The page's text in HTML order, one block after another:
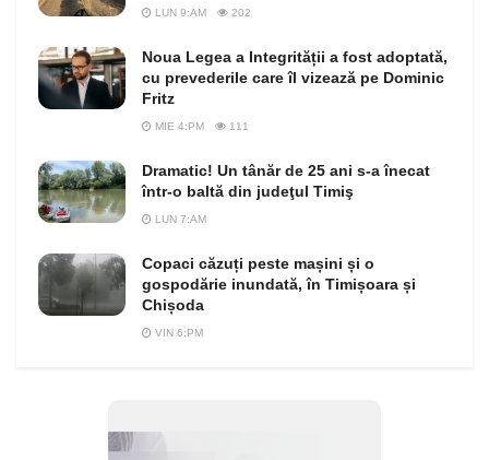
LUN 9:AM 202
Noua Legea a Integrității a fost adoptată,
cu prevederile care îl vizează pe Dominic
Fritz
MIE 4:PM 111
Dramatic! Un tânăr de 25 ani s-a înecat
într-o baltă din judeţul Timiş
LUN 7:AM
Copaci căzuți peste mașini și o
gospodărie inundată, în Timișoara și
Chișoda
VIN 6:PM